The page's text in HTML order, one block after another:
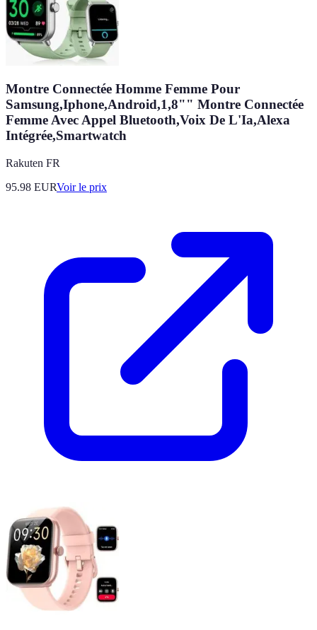
Montre Connectée Homme Femme Pour
Samsung,Iphone,Android,1,8"" Montre Connectée
Femme Avec Appel Bluetooth,Voix De L'Ia,Alexa
Intégrée,Smartwatch
Rakuten FR
95.98 EURVoir le prix